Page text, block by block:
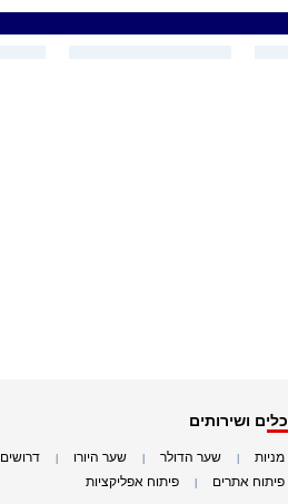
כלים ושירותים
מניות שער הדולר שער היורו דרושים
פיתוח אתרים פיתוח אפליקציות